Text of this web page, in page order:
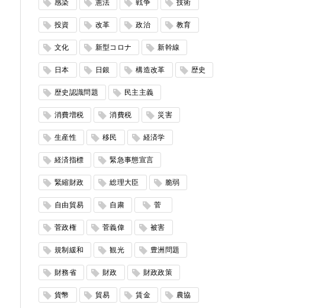
感染 憲法 戦争 技術
投資 改革 政治 教育
文化 新型コロナ 新幹線
日本 日銀 構造改革 歴史
歴史認識問題 民主主義
消費増税 消費税 災害
生産性 移民 経済学
経済指標 緊急事態宣言
緊縮財政 総理大臣 脆弱
自由貿易 自粛 菅
菅政権 菅義偉 被害
規制緩和 観光 豊洲問題
財務省 財政 財政政策
貨幣 貿易 賃金 農協